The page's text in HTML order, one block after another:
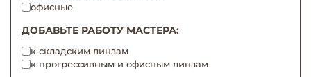
офисные
ДОБАВЬТЕ РАБОТУ МАСТЕРА:
к складским линзам
к прогрессивным и офисным линзам